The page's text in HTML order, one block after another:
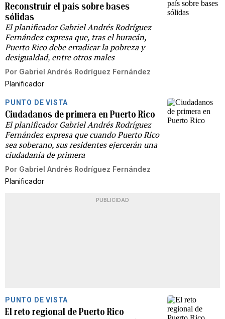
Reconstruir el país sobre bases
sólidas
El planificador Gabriel Andrés Rodríguez
Fernández expresa que, tras el huracán,
Puerto Rico debe erradicar la pobreza y
desigualdad, entre otros males
Por Gabriel Andrés Rodríguez Fernández
Planificador
PUNTO DE VISTA
Ciudadanos de primera en Puerto Rico
El planificador Gabriel Andrés Rodríguez
Fernández expresa que cuando Puerto Rico
sea soberano, sus residentes ejercerán una
ciudadanía de primera
Por Gabriel Andrés Rodríguez Fernández
Planificador
PUBLICIDAD
PUNTO DE VISTA
El reto regional de Puerto Rico